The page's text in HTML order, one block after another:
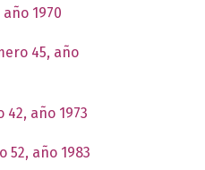
1970
45, año
año 1973
año 1983